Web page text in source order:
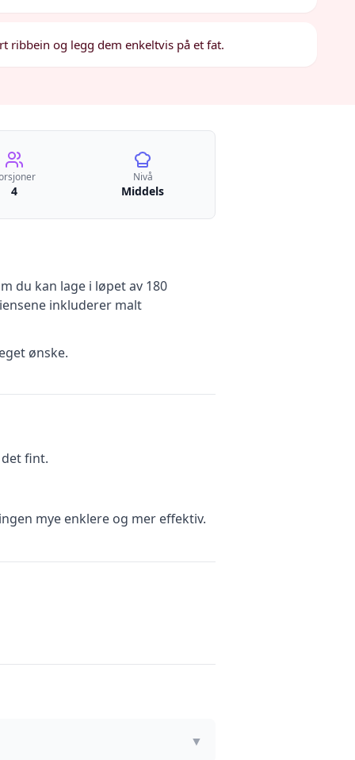
ribbein og legg dem enkeltvis på et fat.
4
Nivå
Middels
du kan lage i løpet av 180
inkluderer malt
ønske.
fint.
mye enklere og mer effektiv.
▼